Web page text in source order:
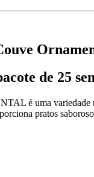
de 25
é uma variedade
pratos